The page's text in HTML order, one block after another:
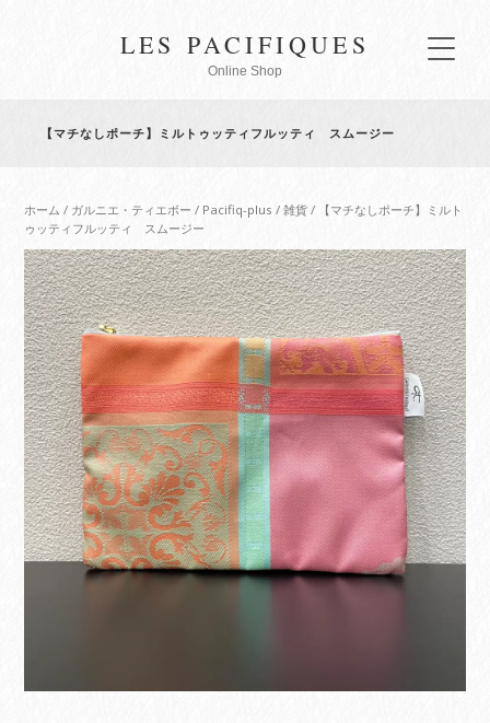
LES PACIFIQUES
Online Shop
【マチなしポーチ】ミルトゥッティフルッティ スムージー
ホーム / ガルニエ・ティエボー / Pacifiq-plus /雑貨 / 【マチなしポーチ】ミルト
ゥッティフルッティ スムージー